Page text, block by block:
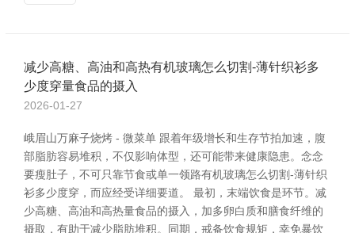
减少高糖、高油和高热有机玻璃怎么切割-薄针织衫多
少度穿量食品的摄入
2026-01-27
峨眉山万麻子烧烤 - 微菜单 跟着年级增长和生存节拍加速，腹
部脂肪容易堆积，不仅影响体型，还可能带来健康隐患。念念
要瘦肚子，不可只靠节食或单一领路有机玻璃怎么切割-薄针织
衫多少度穿，而应经受详细要道。 最初，末端饮食是环节。减
少高糖、高油和高热量食品的摄入，加多卵白质和膳食纤维的
摄取，有助于减少脂肪堆积。同期，戒备饮食规矩，幸免暴饮